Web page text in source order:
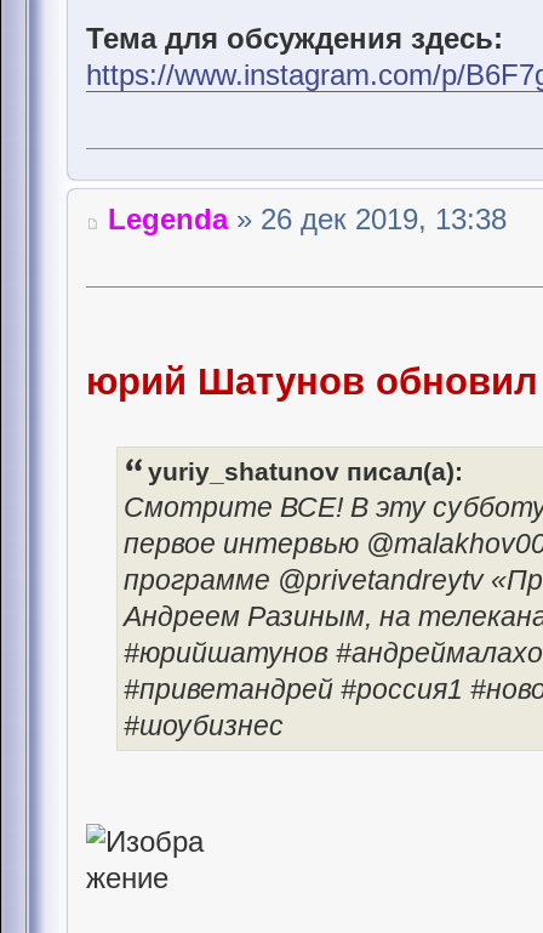
Тема для обсуждения здесь:
https://www.instagram.com/p/
Legenda» 26 дек 2019, 13:38
юрий Шатунов обновил
yuriy_shatunov писал(а):
Смотрите ВСЕ! В эту
первое интервью
программе @privetandreytv
Андреем Разиным, на
#юрийшатунов
#приветандрей #россия1
#шоубизнес